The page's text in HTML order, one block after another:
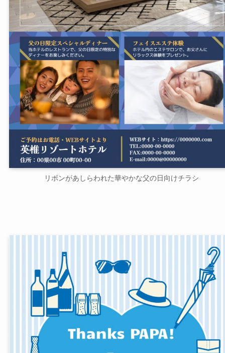
リボンがあしらわれた華やかな父の日向けチラシ